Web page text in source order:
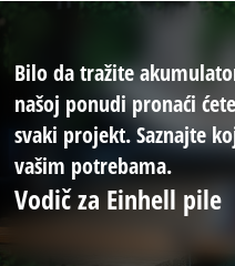
Bilo da tražite
našoj ponudi pronaći
svaki projekt. Saznajte
vašim potrebama.
Vodič za Einhell pile